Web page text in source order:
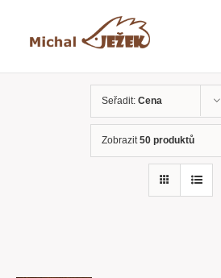
Seřadit: Cena
Zobrazit50 produktů